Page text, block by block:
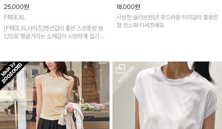
25,000원
FREE,XL
[FREE,XL사이즈]텐션감이 좋은 스판혼방 원
단으로 탱글거리는 소재감이 시원하게 입기 좋
18,000원
시원한 슬라브원단! 부드러운 터치감의 활용만
점 민소매 티셔츠에요